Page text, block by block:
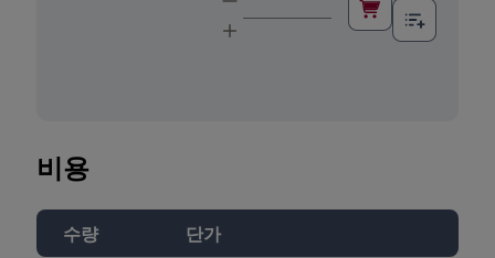
비용
수량 단가